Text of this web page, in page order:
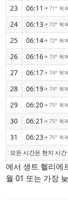
23
06:11 ↑71° 북
24
06:13↑72° 북
25
06:14↑72° 북
26
06:16↑73° 북
27
06:17↑ 74° 북
28
06:19↑ 74° 북
29
06:20↑ 75° 북
30
06:21 ↑ 75° 북
31
06:23↑ 76° 북
모든 시간은 현지 시
에서 생트 헬리에
월 01 또는 가장